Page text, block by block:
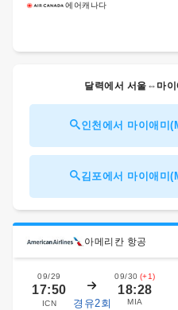
에어캐나다
달력에서 서울⇔마이
인천에서 마이애미
김포에서 마이애미
아메리칸 항공
09/29
17:50
ICN 경유2회
09/30 (+1)
18:28
MIA